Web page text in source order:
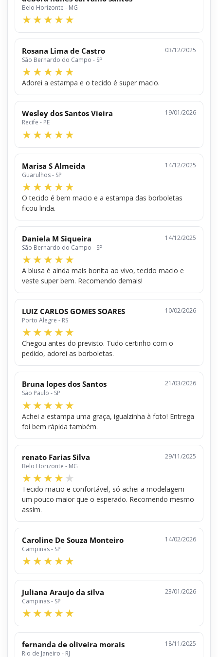
Belo Horizonte - MG
Rosana Lima de Castro
São Bernardo do Campo - SP
03/12/2025
Adorei a estampa e o tecido é super macio.
Wesley dos Santos Vieira
Recife - PE
19/01/2026
Marisa S Almeida
Guarulhos - SP
14/12/2025
O tecido é bem macio e a estampa das borboletas
ficou linda.
Daniela M Siqueira
São Bernardo do Campo - SP
14/12/2025
A blusa é ainda mais bonita ao vivo, tecido macio e
veste super bem. Recomendo demais!
LUIZ CARLOS GOMES SOARES
Porto Alegre - RS
10/02/2026
Chegou antes do previsto. Tudo certinho com o
pedido, adorei as borboletas.
Bruna lopes dos Santos
São Paulo - SP
21/03/2026
Achei a estampa uma graça, igualzinha à foto! Entrega
foi bem rápida também.
renato Farias Silva
Belo Horizonte - MG
29/11/2025
Tecido macio e confortável, só achei a modelagem
um pouco maior que o esperado. Recomendo mesmo
assim.
Caroline De Souza Monteiro
Campinas - SP
14/02/2026
Juliana Araujo da silva
Campinas - SP
23/01/2026
fernanda de oliveira morais
Rio de Janeiro - RJ
18/11/2025